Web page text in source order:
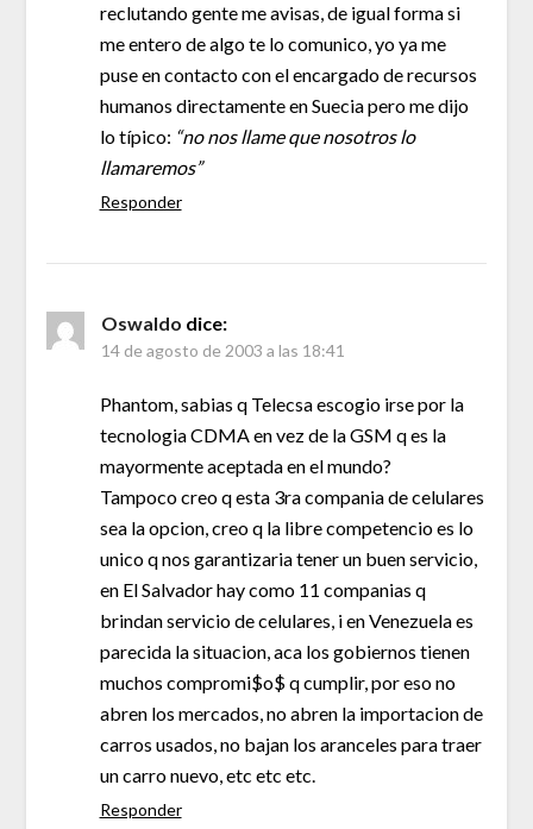
reclutando gente me avisas, de igual forma si
me entero de algo te lo comunico, yo ya me
puse en contacto con el encargado de recursos
humanos directamente en Suecia pero me dijo
lo típico: “no nos llame que nosotros lo
llamaremos”
Responder
Oswaldo dice:
14 de agosto de 2003 a las 18:41
Phantom, sabias q Telecsa escogio irse por la
tecnologia CDMA en vez de la GSM q es la
mayormente aceptada en el mundo?
Tampoco creo q esta 3ra compania de celulares
sea la opcion, creo q la libre competencio es lo
unico q nos garantizaria tener un buen servicio,
en El Salvador hay como 11 companias q
brindan servicio de celulares, i en Venezuela es
parecida la situacion, aca los gobiernos tienen
muchos compromi$o$ q cumplir, por eso no
abren los mercados, no abren la importacion de
carros usados, no bajan los aranceles para traer
un carro nuevo, etc etc etc.
Responder